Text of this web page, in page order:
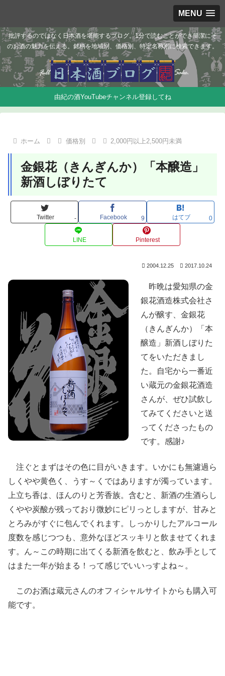
MENU
批評するのではなく日本酒を堪能するブログ。1分で読むことができ簡潔にそ
のお酒の魅力を伝える。銘柄を地域別、価格別、特定名称別に検索できます。
由紀の酒YouTubeチャンネル登録してね
ホーム 価格別 2,000円以上2,500円未満
金銀花（きんぎんか）「本醸造」
新酒しぼりたて
Twitter - Facebook 9 はてブ 0
LINE Pinterest
2004.12.25 2017.10.24
昨晩は愛知県の金
銀花酒造株式会社さ
んが醸す、金銀花
（きんぎんか）「本
醸造」新酒しぼりた
てをいただきまし
た。自宅から一番近
い蔵元の金銀花酒造
さんが、ぜひ試飲し
てみてくださいと送
ってくださったもの
です。感謝♪
注ぐとまずはその色に目がいきます。いかにも無濾過ら
しくやや黄色く、うす～くではありますが濁っています。
上立ち香は、ほんのりと芳香族。含むと、新酒の生酒らし
くやや炭酸が残っており微妙にピリっとしますが、甘みと
とろみがすぐに包んでくれます。しっかりしたアルコール
度数を感じつつも、意外なほどスッキリと飲ませてくれま
す。ん～この時期に出てくる新酒を飲むと、飲み手として
はまた一年が始まる！って感じでいいっすよね～。
このお酒は蔵元さんのオフィシャルサイトからも購入可
能です。